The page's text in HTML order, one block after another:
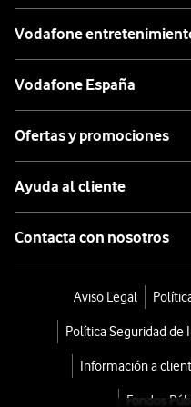
Vodafone
Vodafone España
Ofertas y promociones
Ayuda al cliente
Contacta con nosotros
Aviso Legal
Política Seguridad de
Información a
Fondos